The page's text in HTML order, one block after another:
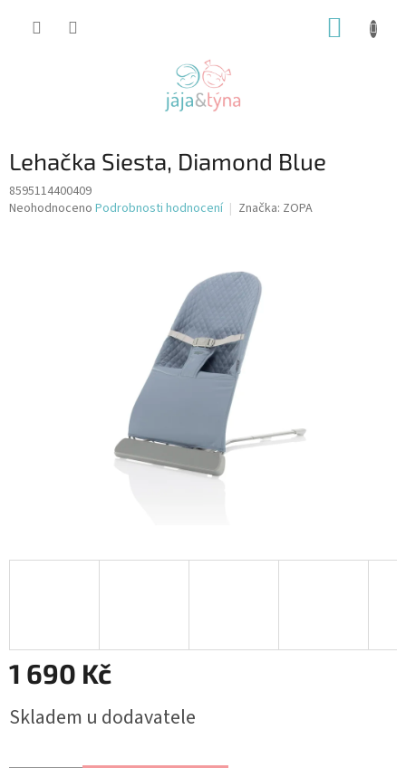
Lehačka Siesta, Diamond Blue
8595114400409
Průměrné
Neohodnoceno Podrobnosti hodnocení Značka: ZOPA
1 690 Kč
cena:
Skladem u dodavatele